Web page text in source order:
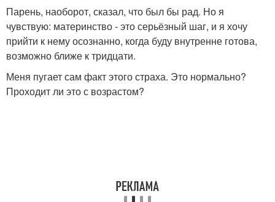
Парень, наоборот, сказал, что был бы рад. Но я
чувствую: материнство - это серьёзный шаг, и я хочу
прийти к нему осознанно, когда буду внутренне готова,
возможно ближе к тридцати.
Меня пугает сам факт этого страха. Это нормально?
Проходит ли это с возрастом?